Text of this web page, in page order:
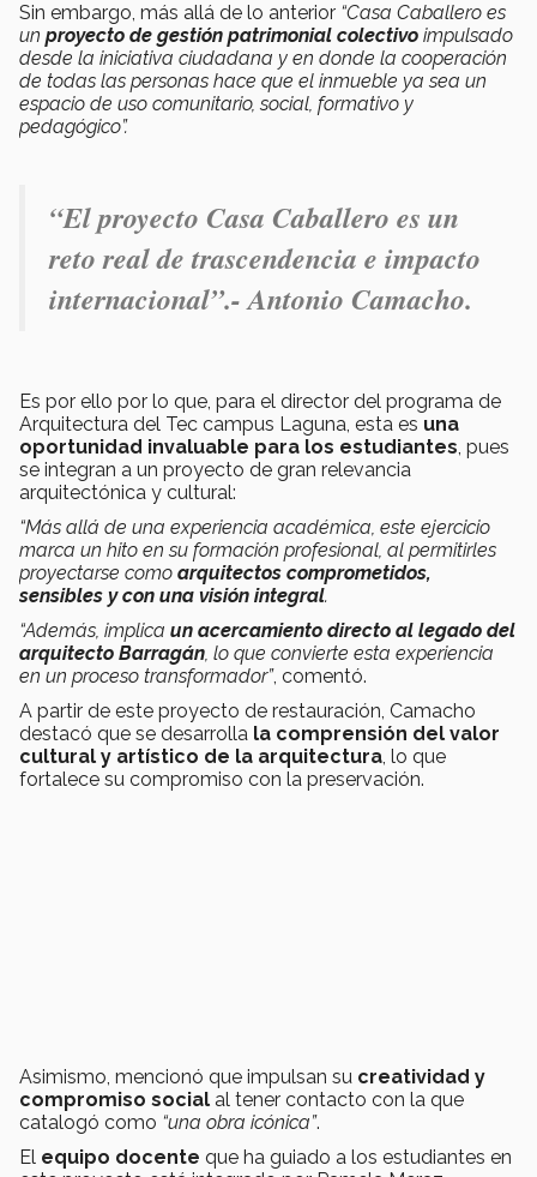
Sin embargo, más allá de lo anterior “Casa Caballero es
un proyecto de gestión patrimonial colectivo impulsado
desde la iniciativa ciudadana y en donde la cooperación
de todas las personas hace que el inmueble ya sea un
espacio de uso comunitario, social, formativo y
pedagógico”.
“El proyecto Casa Caballero es un
reto real de trascendencia e impacto
internacional”.- Antonio Camacho.
Es por ello por lo que, para el director del programa de
Arquitectura del Tec campus Laguna, esta es una
oportunidad invaluable para los estudiantes, pues
se integran a un proyecto de gran relevancia
arquitectónica y cultural:
“Más allá de una experiencia académica, este ejercicio
marca un hito en su formación profesional, al permitirles
proyectarse como arquitectos comprometidos,
sensibles y con una visión integral.
“Además, implica un acercamiento directo al legado del
arquitecto Barragán, lo que convierte esta experiencia
en un proceso transformador”, comentó.
A partir de este proyecto de restauración, Camacho
destacó que se desarrolla la comprensión del valor
cultural y artístico de la arquitectura, lo que
fortalece su compromiso con la preservación.
Asimismo, mencionó que impulsan su creatividad y
compromiso social al tener contacto con la que
catalogó como “una obra icónica”.
El equipo docente que ha guiado a los estudiantes en